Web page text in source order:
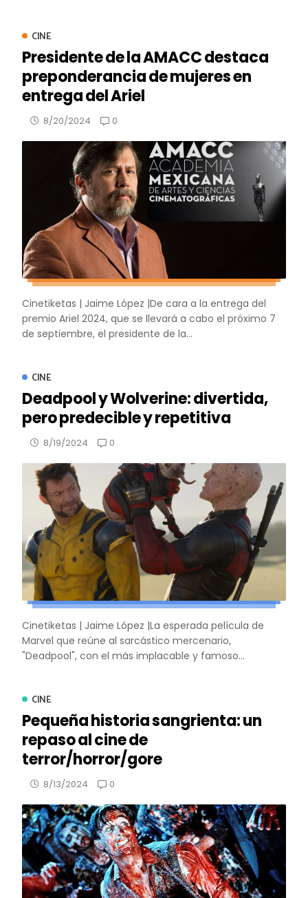
CINE
Presidente de la AMACC destaca
preponderancia de mujeres en
entrega del Ariel
8/20/2024 0
Cinetiketas | Jaime López |De cara a la entrega del
premio Ariel 2024, que se llevará a cabo el próximo 7
de septiembre, el presidente de la...
CINE
Deadpool y Wolverine: divertida,
pero predecible y repetitiva
8/19/2024 0
Cinetiketas | Jaime López |La esperada película de
Marvel que reúne al sarcástico mercenario,
"Deadpool", con el más implacable y famoso...
CINE
Pequeña historia sangrienta: un
repaso al cine de
terror/horror/gore
8/13/2024 0